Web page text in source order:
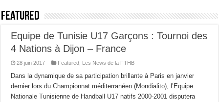
Featured
Equipe de Tunisie U17 Garçons : Tournoi des
4 Nations à Dijon – France
28 juin 2017 Featured Les News de la FTHB
Dans la dynamique de sa participation brillante à Paris en janvier
dernier lors du Championnat méditerranéen (Mondialito), l’Equipe
Nationale Tunisienne de Handball U17 natifs 2000-2001 disputera